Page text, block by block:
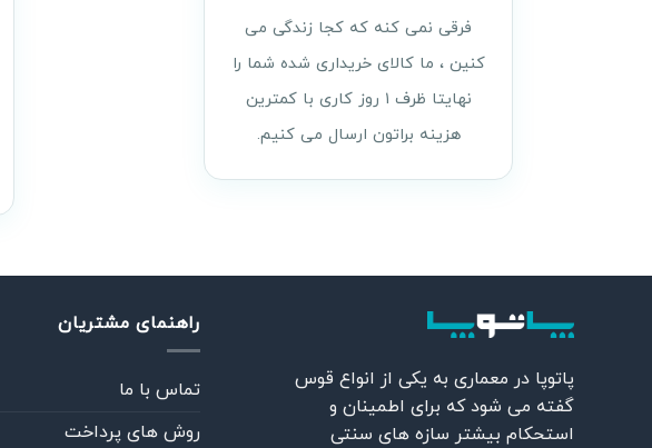
فرقی نمی کنه که کجا زندگی می
کنین ، ما کالای خریداری شده شما را
نهایتا ظرف ۱ روز کاری با کمترین
هزینه براتون ارسال می کنیم.
پاتوپا در معماری به یکی از انواع قوس
گفته می شود که برای اطمینان و
استحکام بیشتر سازه های سنتی
راهنمای مشتریان
تماس با ما
روش های پرداخت